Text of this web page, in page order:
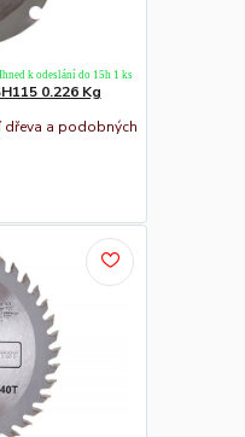
0.226 Kg
a podobných
Ihned k odeslání do 15h 1 ks